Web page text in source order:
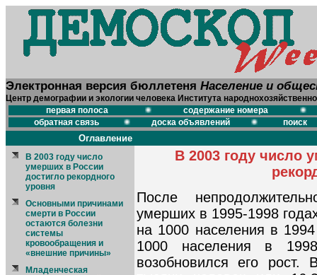
Электронная версия бюллетеня Население и
Центр демографии и экологии человека Института
первая полоса
содержание номера
обратная связь
доска объявлений поиск
Оглавление
В 2003 году число
умерших в России
достигло рекордного
уровня
Основными причинами
смерти в России
остаются болезни
системы
кровообращения и
«внешние причины»
Младенческая
В 2003 году число
После
умерших в 1995-1998
на 1000 населения в
1000 населения в
возобновился его рост.